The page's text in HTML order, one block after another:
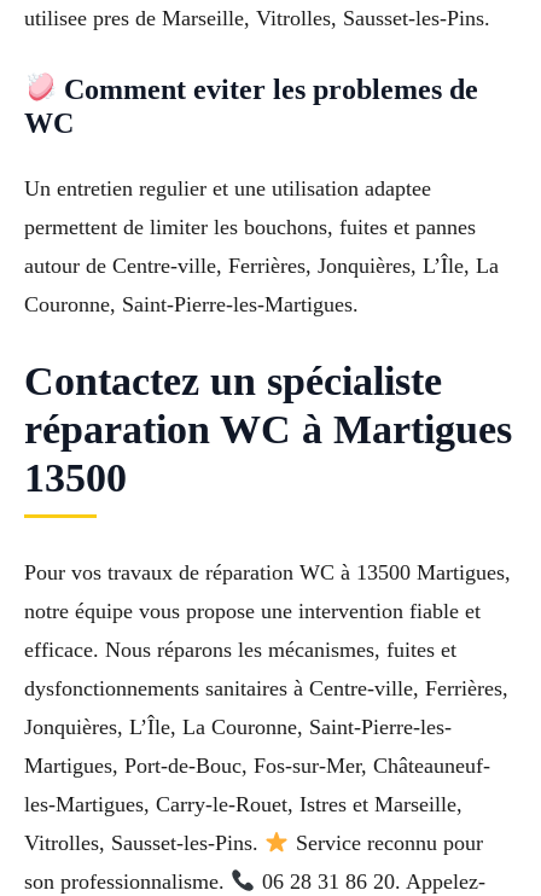
utilisee pres de Marseille, Vitrolles, Sausset-les-Pins.
Comment eviter les problemes de
WC
Un entretien regulier et une utilisation adaptee
permettent de limiter les bouchons, fuites et pannes
autour de Centre-ville, Ferrières, Jonquières, L’Île, La
Couronne, Saint-Pierre-les-Martigues.
Contactez un spécialiste
réparation WC à Martigues
13500
Pour vos travaux de réparation WC à 13500 Martigues,
notre équipe vous propose une intervention fiable et
efficace. Nous réparons les mécanismes, fuites et
dysfonctionnements sanitaires à Centre-ville, Ferrières,
Jonquières, L’Île, La Couronne, Saint-Pierre-les-
Martigues, Port-de-Bouc, Fos-sur-Mer, Châteauneuf-
les-Martigues, Carry-le-Rouet, Istres et Marseille,
Vitrolles, Sausset-les-Pins.
Service reconnu pour
son professionnalisme.
06 28 31 86 20. Appelez-